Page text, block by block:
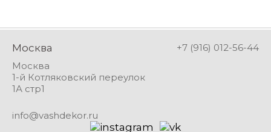
Москва
+7 (916) 012-56-44
Москва
1-й Котляковский переулок
1А стр1
info@vashdekor.ru